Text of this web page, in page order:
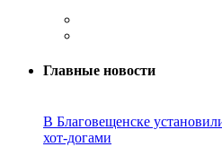
Главные новости
В Благовещенске
хот-догами